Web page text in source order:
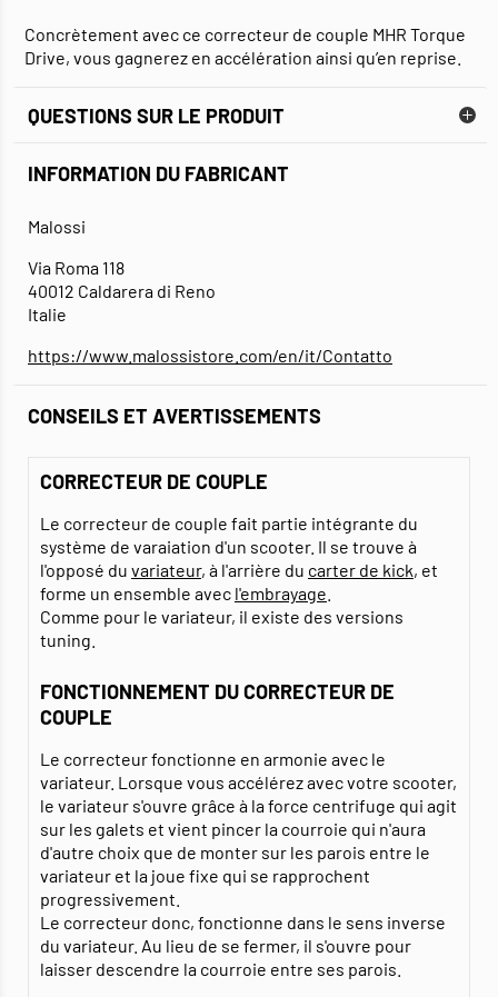
Concrètement avec ce correcteur de couple MHR Torque
Drive, vous gagnerez en accélération ainsi qu’en reprise.
QUESTIONS SUR LE PRODUIT
INFORMATION DU FABRICANT
Malossi
Via Roma 118
40012 Caldarera di Reno
Italie
https://www.malossistore.com/en/it/Contatto
CONSEILS ET AVERTISSEMENTS
CORRECTEUR DE COUPLE
Le correcteur de couple fait partie intégrante du
système de varaiation d'un scooter. Il se trouve à
l'opposé du variateur, à l'arrière du carter de kick, et
forme un ensemble avec l'embrayage
Comme pour le variateur, il existe des versions
tuning.
FONCTIONNEMENT DU CORRECTEUR DE
COUPLE
Le correcteur fonctionne en armonie avec le
variateur. Lorsque vous accélérez avec votre scooter,
le variateur s'ouvre grâce à la force centrifuge qui agit
sur les galets et vient pincer la courroie qui n'aura
d'autre choix que de monter sur les parois entre le
variateur et la joue fixe qui se rapprochent
progressivement.
Le correcteur donc, fonctionne dans le sens inverse
du variateur. Au lieu de se fermer, il s'ouvre pour
laisser descendre la courroie entre ses parois.